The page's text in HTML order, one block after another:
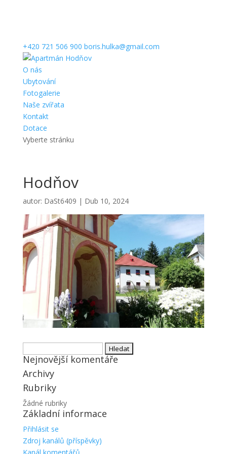
+420 721 506 900 boris.hulka@gmail.com
O nás
Ubytování
Fotogalerie
Naše zvířata
Kontakt
Dotace
Vyberte stránku
Hodňov
autor: DaSt6409 | Dub 10, 2024
Nejnovější komentáře
Archivy
Rubriky
Žádné rubriky
Základní informace
Přihlásit se
Zdroj kanálů (příspěvky)